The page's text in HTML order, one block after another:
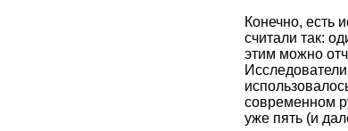
Конечно, есть
считали так:
этим можно
современном
уже пять (и